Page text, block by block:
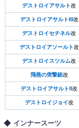
デストロイアサルト改
デストロイアサルトIII 改
デストロイセチネル改
デストロイアソールト改
デストロイスツルム改
飛燕の突撃銃改
デストロイアサルトII 改
デストロイジョイ改
インナースーツ